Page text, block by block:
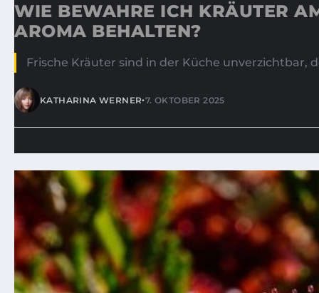
WIE BEWAHRE ICH KRÄUTER
AROMA BEHALTEN?
Frische Kräuter sind in der Küche unverzichtbar,
KATHARINA WERNER•7. OKTOBER 2025